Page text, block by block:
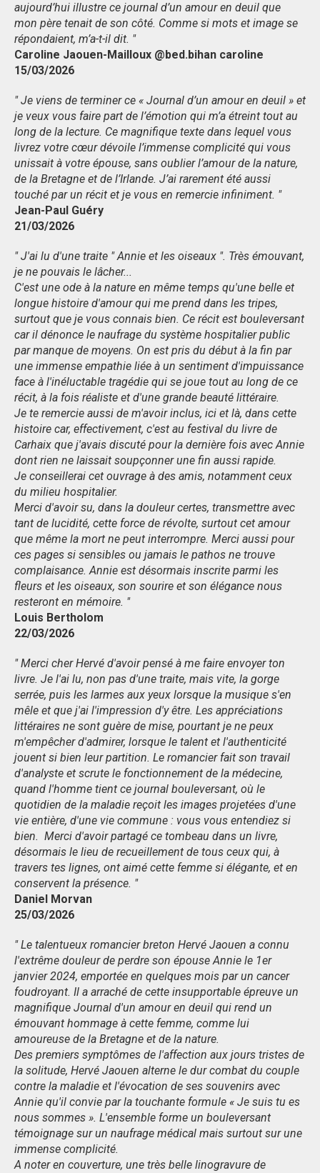
aujourd’hui illustre ce journal d’un amour en deuil que
mon père tenait de son côté. Comme si mots et image se
répondaient, m’a-t-il dit. "
Caroline Jaouen-Mailloux @bed.bihan caroline
15/03/2026
" Je viens de terminer ce « Journal d’un amour en deuil » et
je veux vous faire part de l’émotion qui m’a étreint tout au
long de la lecture. Ce magnifique texte dans lequel vous
livrez votre cœur dévoile l’immense complicité qui vous
unissait à votre épouse, sans oublier l’amour de la nature,
de la Bretagne et de l’Irlande. J’ai rarement été aussi
touché par un récit et je vous en remercie infiniment. "
Jean-Paul Guéry
21/03/2026
" J'ai lu d'une traite " Annie et les oiseaux ". Très émouvant,
je ne pouvais le lâcher...
C'est une ode à la nature en même temps qu'une belle et
longue histoire d'amour qui me prend dans les tripes,
surtout que je vous connais bien. Ce récit est bouleversant
car il dénonce le naufrage du système hospitalier public
par manque de moyens. On est pris du début à la fin par
une immense empathie liée à un sentiment d'impuissance
face à l'inéluctable tragédie qui se joue tout au long de ce
récit, à la fois réaliste et d'une grande beauté littéraire.
Je te remercie aussi de m'avoir inclus, ici et là, dans cette
histoire car, effectivement, c'est au festival du livre de
Carhaix que j'avais discuté pour la dernière fois avec Annie
dont rien ne laissait soupçonner une fin aussi rapide.
Je conseillerai cet ouvrage à des amis, notamment ceux
du milieu hospitalier.
Merci d'avoir su, dans la douleur certes, transmettre avec
tant de lucidité, cette force de révolte, surtout cet amour
que même la mort ne peut interrompre. Merci aussi pour
ces pages si sensibles ou jamais le pathos ne trouve
complaisance. Annie est désormais inscrite parmi les
fleurs et les oiseaux, son sourire et son élégance nous
resteront en mémoire. "
Louis Bertholom
22/03/2026
" Merci cher Hervé d'avoir pensé à me faire envoyer ton
livre. Je l'ai lu, non pas d'une traite, mais vite, la gorge
serrée, puis les larmes aux yeux lorsque la musique s'en
mêle et que j'ai l'impression d'y être. Les appréciations
littéraires ne sont guère de mise, pourtant je ne peux
m'empêcher d'admirer, lorsque le talent et l'authenticité
jouent si bien leur partition. Le romancier fait son travail
d'analyste et scrute le fonctionnement de la médecine,
quand l'homme tient ce journal bouleversant, où le
quotidien de la maladie reçoit les images projetées d'une
vie entière, d'une vie commune : vous vous entendiez si
bien. Merci d'avoir partagé ce tombeau dans un livre,
désormais le lieu de recueillement de tous ceux qui, à
travers tes lignes, ont aimé cette femme si élégante, et en
conservent la présence. "
Daniel Morvan
25/03/2026
" Le talentueux romancier breton Hervé Jaouen a connu
l'extrême douleur de perdre son épouse Annie le 1er
janvier 2024, emportée en quelques mois par un cancer
foudroyant. Il a arraché de cette insupportable épreuve un
magnifique Journal d'un amour en deuil qui rend un
émouvant hommage à cette femme, comme lui
amoureuse de la Bretagne et de la nature.
Des premiers symptômes de l'affection aux jours tristes de
la solitude, Hervé Jaouen alterne le dur combat du couple
contre la maladie et l'évocation de ses souvenirs avec
Annie qu'il convie par la touchante formule « Je suis tu es
nous sommes ». L'ensemble forme un bouleversant
témoignage sur un naufrage médical mais surtout sur une
immense complicité.
A noter en couverture, une très belle linogravure de